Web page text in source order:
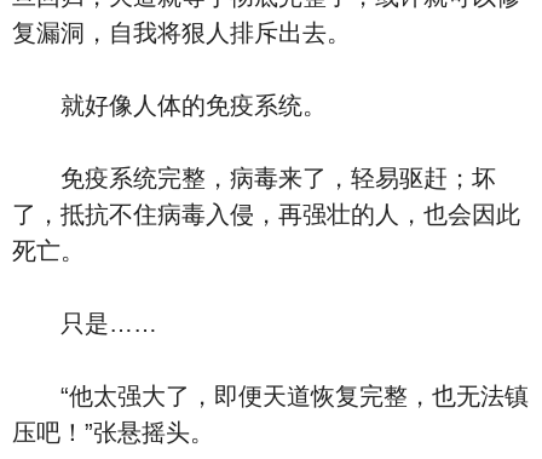
复漏洞，自我将狠人排斥出去。
就好像人体的免疫系统。
免疫系统完整，病毒来了，轻易驱赶；坏
了，抵抗不住病毒入侵，再强壮的人，也会因此
死亡。
只是……
“他太强大了，即便天道恢复完整，也无法镇
压吧！”张悬摇头。